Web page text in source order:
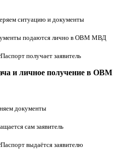
ситуацию и документы
подаются лично в ОВМ МВД
Паспорт получает заявитель
и личное получение в ОВМ
документы
сам заявитель
Паспорт выдаётся заявителю